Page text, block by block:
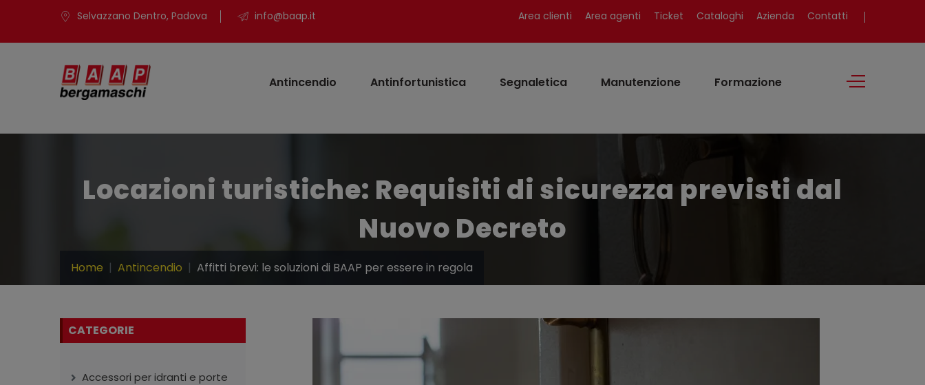
Selvazzano Dentro, Padova info@baap.it Area clienti Area agenti Ticket Cataloghi Azienda Contatti
Antincendio Antinfortunistica Segnaletica Manutenzione Formazione
Locazioni turistiche: Requisiti di sicurezza previsti dal
Nuovo Decreto
Home Antincendio Affitti brevi: le soluzioni di BAAP per essere in regola
CATEGORIE
Accessori per idranti e porte